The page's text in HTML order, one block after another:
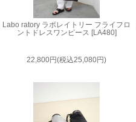
Labo ratory ラボレイトリー フライフロ
ントドレスワンピース [LA480]
22,800円(税込25,080円)